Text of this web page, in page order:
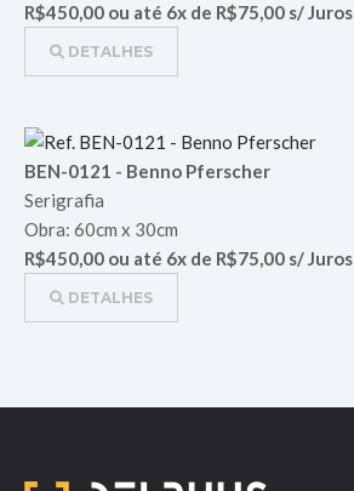
R$450,00 ou até 6x de R$75,00 s/ Juros
DETALHES
BEN-0121 - Benno Pferscher
Serigrafia
Obra: 60cm x 30cm
R$450,00 ou até 6x de R$75,00 s/ Juros
DETALHES